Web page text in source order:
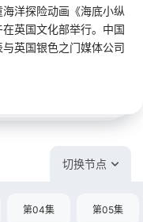
洋探险动画《海底小纵
英国文化部举行。中国
英国银色之门媒体公司
切换节点
第04集 第05集